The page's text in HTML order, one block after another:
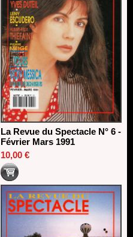
La Revue du Spectacle N° 6 -
Février Mars 1991
10,00 €